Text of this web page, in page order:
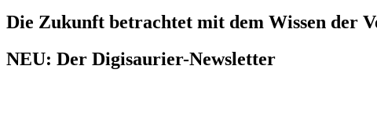
Die Zukunft betrachtet mit dem Wissen der
NEU: Der Digisaurier-Newsletter